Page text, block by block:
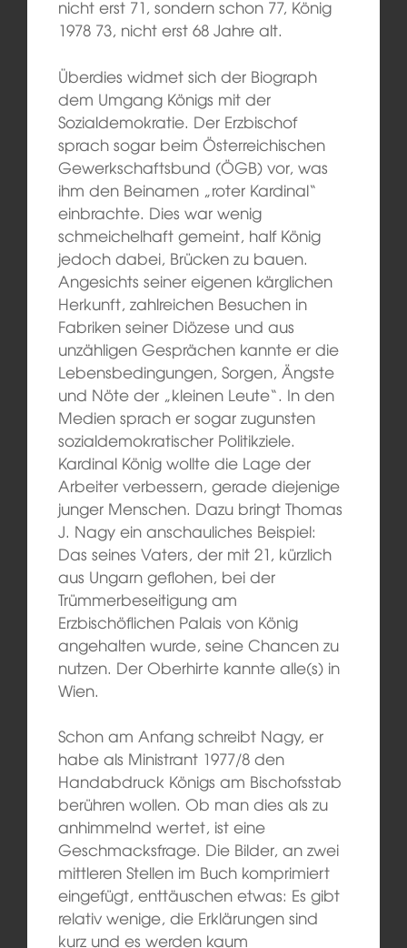
nicht erst 71, sondern schon 77, König
1978 73, nicht erst 68 Jahre alt.
Überdies widmet sich der Biograph
dem Umgang Königs mit der
Sozialdemokratie. Der Erzbischof
sprach sogar beim Österreichischen
Gewerkschaftsbund (ÖGB) vor, was
ihm den Beinamen „roter Kardinal“
einbrachte. Dies war wenig
schmeichelhaft gemeint, half König
jedoch dabei, Brücken zu bauen.
Angesichts seiner eigenen kärglichen
Herkunft, zahlreichen Besuchen in
Fabriken seiner Diözese und aus
unzähligen Gesprächen kannte er die
Lebensbedingungen, Sorgen, Ängste
und Nöte der „kleinen Leute“. In den
Medien sprach er sogar zugunsten
sozialdemokratischer Politikziele.
Kardinal König wollte die Lage der
Arbeiter verbessern, gerade diejenige
junger Menschen. Dazu bringt Thomas
J. Nagy ein anschauliches Beispiel:
Das seines Vaters, der mit 21, kürzlich
aus Ungarn geflohen, bei der
Trümmerbeseitigung am
Erzbischöflichen Palais von König
angehalten wurde, seine Chancen zu
nutzen. Der Oberhirte kannte alle(s) in
Wien.
Schon am Anfang schreibt Nagy, er
habe als Ministrant 1977/8 den
Handabdruck Königs am Bischofsstab
berühren wollen. Ob man dies als zu
anhimmelnd wertet, ist eine
Geschmacksfrage. Die Bilder, an zwei
mittleren Stellen im Buch komprimiert
eingefügt, enttäuschen etwas: Es gibt
relativ wenige, die Erklärungen sind
kurz und es werden kaum